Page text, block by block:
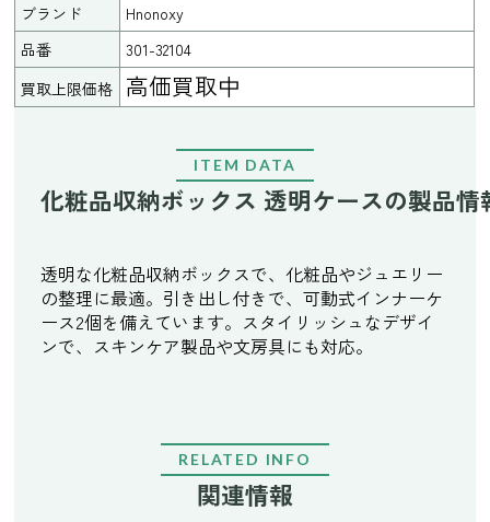
ブランド
Hnonoxy
品番
301-32104
買取上限価格
高価買取中
ITEM DATA
化粧品収納ボックス 透明ケースの製品情
透明な化粧品収納ボックスで、化粧品やジュエリー
の整理に最適。引き出し付きで、可動式インナーケ
ース2個を備えています。スタイリッシュなデザイ
ンで、スキンケア製品や文房具にも対応。
RELATED INFO
関連情報